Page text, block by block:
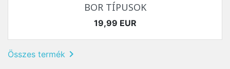
BOR TÍPUSOK
Ár
19,99 EUR
Összes termék 